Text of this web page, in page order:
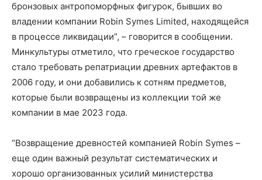
бронзовых антропоморфных фигурок, бывших во
владении компании Robin Symes Limited, находящейся
в процессе ликвидации”, – говорится в сообщении.
Минкультуры отметило, что греческое государство
стало требовать репатриации древних артефактов в
2006 году, и они добавились к сотням предметов,
которые были возвращены из коллекции той же
компании в мае 2023 года.
“Возвращение древностей компанией Robin Symes –
еще один важный результат систематических и
хорошо организованных усилий министерства